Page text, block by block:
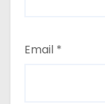
Email *